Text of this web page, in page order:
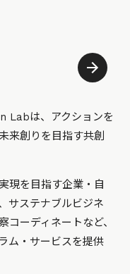
Labは、アクションを
来創りを目指す共創
現を目指す企業・自
サステナブルビジネ
コーディネートなど、
ム・サービスを提供